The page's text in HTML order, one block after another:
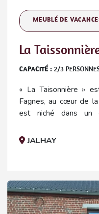
MEUBLÉ DE
La
CAPACITÉ : 2/3
« La Taisonnière »
Fagnes, au cœur de
est niché dans un
village de Sart-Lez-Spa.
JALHAY